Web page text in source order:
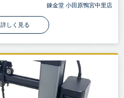
錬金堂 小田原鴨宮中里店
詳しく見る